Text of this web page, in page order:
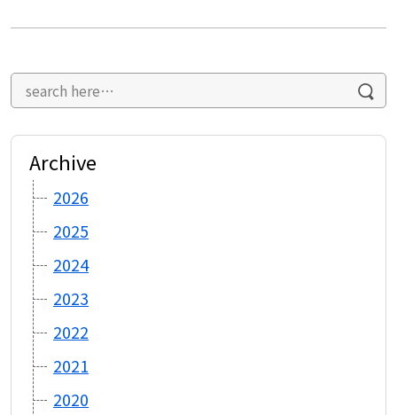
Archive
2026
2025
2024
2023
2022
2021
2020